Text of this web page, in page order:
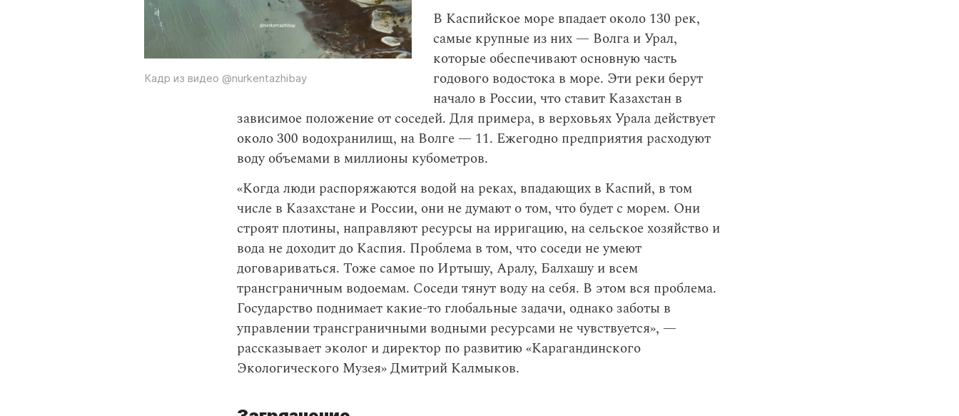
Кадр из видео @nurkentazhibay
В Каспийское море впадает около 130 рек,
самые крупные из них — Волга и Урал,
которые обеспечивают основную часть
годового водостока в море. Эти реки берут
начало в России, что ставит Казахстан в
зависимое положение от соседей. Для примера, в верховьях Урала действует
около 300 водохранилищ, на Волге — 11. Ежегодно предприятия расходуют
воду объемами в миллионы кубометров.
«Когда люди распоряжаются водой на реках, впадающих в Каспий, в том
числе в Казахстане и России, они не думают о том, что будет с морем. Они
строят плотины, направляют ресурсы на ирригацию, на сельское хозяйство и
вода не доходит до Каспия. Проблема в том, что соседи не умеют
договариваться. Тоже самое по Иртышу, Аралу, Балхашу и всем
трансграничным водоемам. Соседи тянут воду на себя. В этом вся проблема.
Государство поднимает какие-то глобальные задачи, однако заботы в
управлении трансграничными водными ресурсами не чувствуется», —
рассказывает эколог и директор по развитию «Карагандинского
Экологического Музея» Дмитрий Калмыков.